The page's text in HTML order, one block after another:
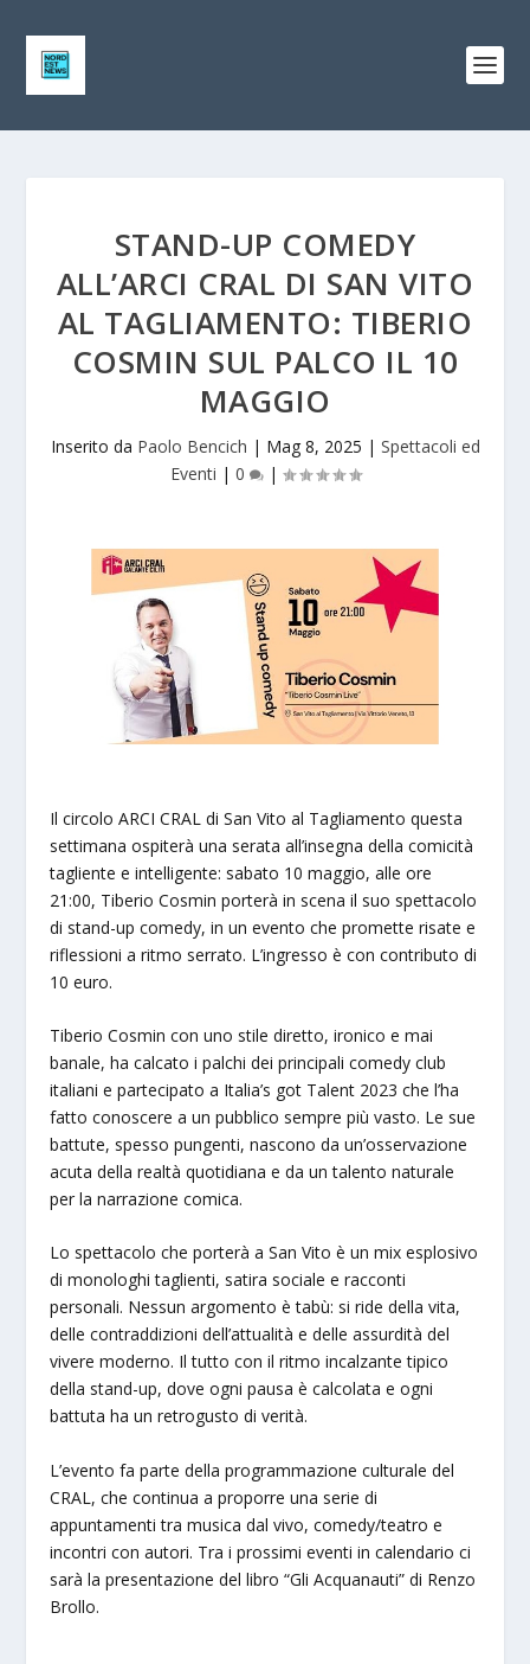
STAND-UP COMEDY
ALL’ARCI CRAL DI SAN VITO
AL TAGLIAMENTO: TIBERIO
COSMIN SUL PALCO IL 10
MAGGIO
Inserito da Paolo Bencich | Mag 8, 2025 | Spettacoli ed
Eventi | 0 |
Il circolo ARCI CRAL di San Vito al Tagliamento questa
settimana ospiterà una serata all’insegna della comicità
tagliente e intelligente: sabato 10 maggio, alle ore
21:00, Tiberio Cosmin porterà in scena il suo spettacolo
di stand-up comedy, in un evento che promette risate e
riflessioni a ritmo serrato. L’ingresso è con contributo di
10 euro.
Tiberio Cosmin con uno stile diretto, ironico e mai
banale, ha calcato i palchi dei principali comedy club
italiani e partecipato a Italia’s got Talent 2023 che l’ha
fatto conoscere a un pubblico sempre più vasto. Le sue
battute, spesso pungenti, nascono da un’osservazione
acuta della realtà quotidiana e da un talento naturale
per la narrazione comica.
Lo spettacolo che porterà a San Vito è un mix esplosivo
di monologhi taglienti, satira sociale e racconti
personali. Nessun argomento è tabù: si ride della vita,
delle contraddizioni dell’attualità e delle assurdità del
vivere moderno. Il tutto con il ritmo incalzante tipico
della stand-up, dove ogni pausa è calcolata e ogni
battuta ha un retrogusto di verità.
L’evento fa parte della programmazione culturale del
CRAL, che continua a proporre una serie di
appuntamenti tra musica dal vivo, comedy/teatro e
incontri con autori. Tra i prossimi eventi in calendario ci
sarà la presentazione del libro “Gli Acquanauti” di Renzo
Brollo.